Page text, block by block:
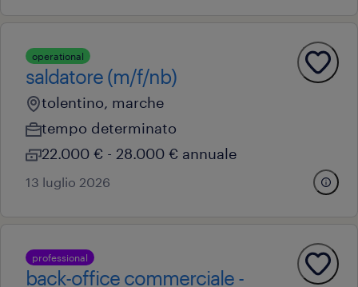
operational
saldatore (m/f/nb)
tolentino, marche
tempo determinato
22.000 € - 28.000 € annuale
13 luglio 2026
professional
back-office commerciale -